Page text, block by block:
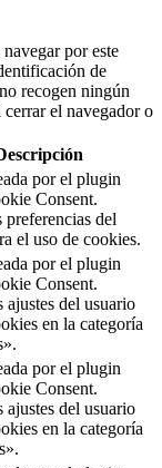
por este
de
recogen ningún
cerrar el navegador o
por el plugin
Consent.
preferencias del
el uso de cookies.
por el plugin
Consent.
ajustes del usuario
en la categoría
por el plugin
Consent.
ajustes del usuario
en la categoría